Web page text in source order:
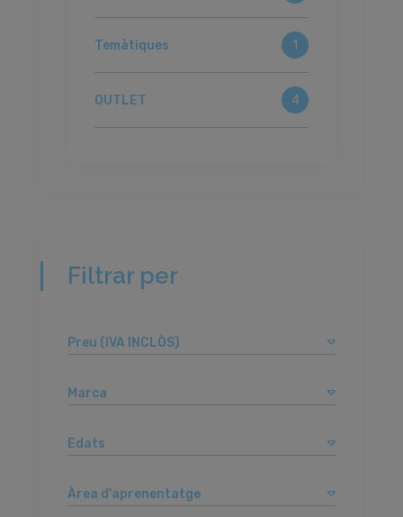
Filtrar per
Preu (IVA INCLÒS)
Marca
Edats
Àrea d'aprenentatge
Temàtiques 1
OUTLET 4